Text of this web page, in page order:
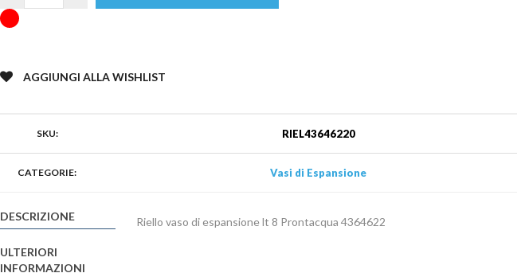
AGGIUNGI ALLA WISHLIST
SKU: RIEL43646220
CATEGORIE: Vasi di Espansione
DESCRIZIONE
ULTERIORI
INFORMAZIONI
Riello vaso di espansione lt 8 Prontacqua 4364622